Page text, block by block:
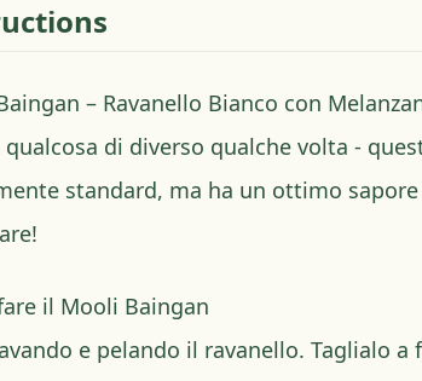
– Ravanello Bianco con
qualcosa di diverso qualche volta -
standard, ma ha un ottimo sapore
il Mooli Baingan
e pelando il ravanello. Taglialo a